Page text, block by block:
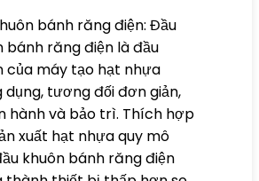
bánh răng điện: Đầu
bánh răng điện là đầu
của máy tạo hạt nhựa
dụng, tương đối đơn giản,
hành và bảo trì. Thích hợp
xuất hạt nhựa quy mô
khuôn bánh răng điện